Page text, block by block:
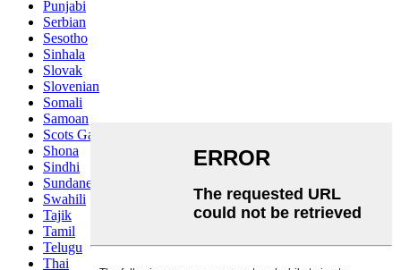
Punjabi
Serbian
Sesotho
Sinhala
Slovak
Slovenian
Somali
Samoan
Scots Gaelic
Shona
Sindhi
Sundanese
Swahili
Tajik
Tamil
Telugu
Thai